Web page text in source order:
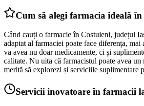
Cum să alegi farmacia ideală
Când cauți o farmacie în Costuleni, județul
adaptat al farmaciei poate face diferența,
va avea nu doar medicamente, ci și
calitate. Nu uita că farmacistul poate avea
merită să explorezi și serviciile suplimentare
Servicii inovatoare în farmacii